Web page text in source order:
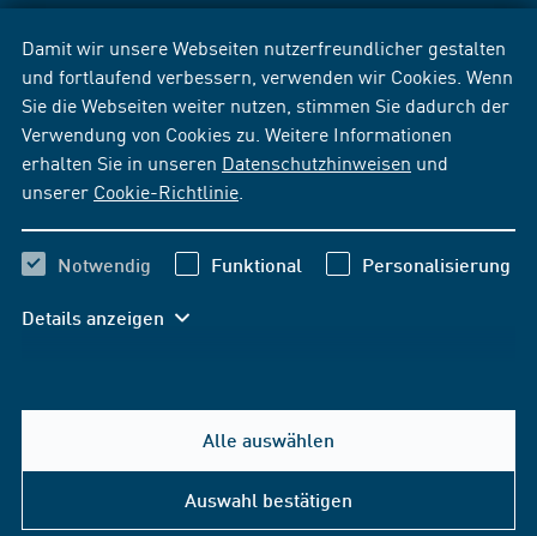
Damit wir unsere Webseiten nutzerfreundlicher gestalten
und fortlaufend verbessern, verwenden wir Cookies. Wenn
Sie die Webseiten weiter nutzen, stimmen Sie dadurch der
Verwendung von Cookies zu. Weitere Informationen
erhalten Sie in unseren Datenschutzhinweisen und
unserer Cookie-Richtlinie
Notwendig Funktional Personalisierung
Details anzeigen
Alle auswählen
Auswahl bestätigen